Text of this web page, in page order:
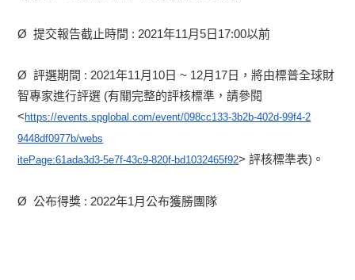
Ø 提交報告截止時間 : 2021年11月5日17:00以前
Ø 評選期間 : 2021年11月10日 ~ 12月17日，將由標普全球財
智專家進行評選 (有關完整的評核標準，請參閱
< https://events.spglobal.com/event/098cc133-3b2b-402d-99f4-2
9448df0977b/webs
itePage:61ada3d3-5e7f-43c9-820f-bd1032465f92> 評核標準表)。
Ø 公布得獎 : 2022年1月公布獲勝團隊